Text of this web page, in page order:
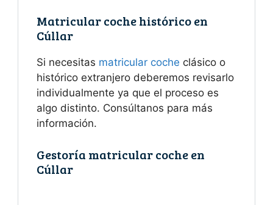
Matricular coche histórico en
Cúllar
Si necesitas matricular coche clásico o
histórico extranjero deberemos revisarlo
individualmente ya que el proceso es
algo distinto. Consúltanos para más
información.
Gestoría matricular coche en
Cúllar